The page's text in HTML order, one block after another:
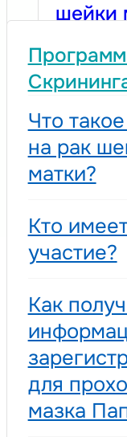
шейки
Как
и
Как
Что
мазка
Что
на рак
матки?
Кто
участие?
Как
для
мазка